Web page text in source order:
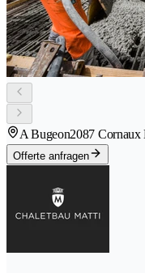
A Bugeon2087 Cornaux
Offerte anfragen